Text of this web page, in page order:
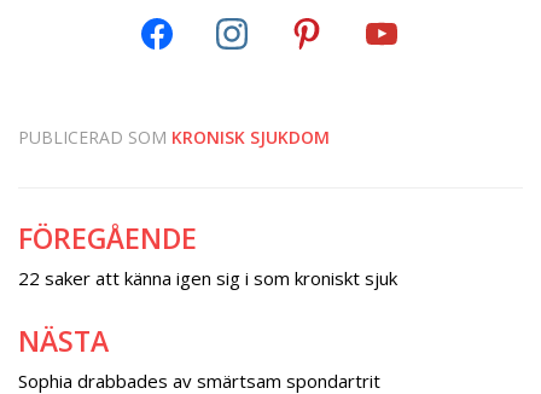
PUBLICERAD SOM KRONISK SJUKDOM
Inläggsnavigering
FÖREGÅENDE
22 saker att känna igen sig i som kroniskt sjuk
NÄSTA
Sophia drabbades av smärtsam spondartrit